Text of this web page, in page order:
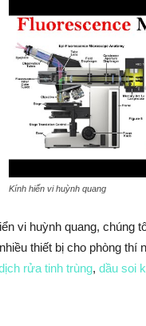
Kính hiển vi huỳnh quang
vi huỳnh quang, chúng
thiết bị cho phòng thí
rửa tinh trùng, dầu soi